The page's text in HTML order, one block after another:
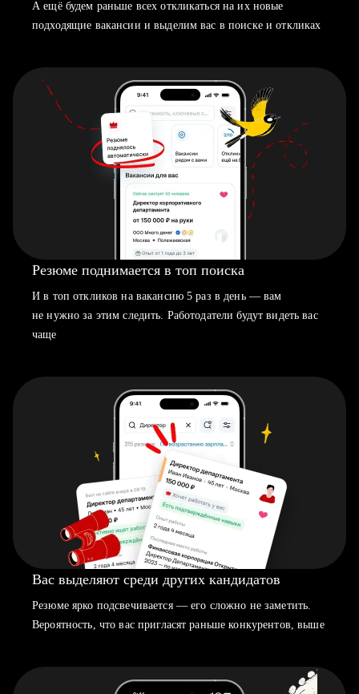
А ещё будем раньше всех откликаться на их новые
подходящие вакансии и выделим вас в поиске и откликах
Резюме поднимается в топ поиска
И в топ откликов на вакансию 5 раз в день — вам
не нужно за этим следить. Работодатели будут видеть вас
чаще
Вас выделяют среди других кандидатов
Резюме ярко подсвечивается — его сложно не заметить.
Вероятность, что вас пригласят раньше конкурентов, выше